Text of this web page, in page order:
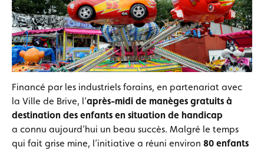
Financé par les industriels forains, en partenariat avec
la Ville de Brive, l’après-midi de manèges gratuits à
destination des enfants en situation de handicap
a connu aujourd’hui un beau succès. Malgré le temps
qui fait grise mine, l’initiative a réuni environ 80 enfants